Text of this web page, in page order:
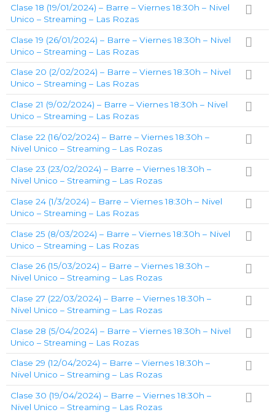
Clase 18 (19/01/2024) – Barre – Viernes 18:30h – Nivel
Unico – Streaming – Las Rozas
Clase 19 (26/01/2024) – Barre – Viernes 18:30h – Nivel
Unico – Streaming – Las Rozas
Clase 20 (2/02/2024) – Barre – Viernes 18:30h – Nivel
Unico – Streaming – Las Rozas
Clase 21 (9/02/2024) – Barre – Viernes 18:30h – Nivel
Unico – Streaming – Las Rozas
Clase 22 (16/02/2024) – Barre – Viernes 18:30h –
Nivel Unico – Streaming – Las Rozas
Clase 23 (23/02/2024) – Barre – Viernes 18:30h –
Nivel Unico – Streaming – Las Rozas
Clase 24 (1/3/2024) – Barre – Viernes 18:30h – Nivel
Unico – Streaming – Las Rozas
Clase 25 (8/03/2024) – Barre – Viernes 18:30h – Nivel
Unico – Streaming – Las Rozas
Clase 26 (15/03/2024) – Barre – Viernes 18:30h –
Nivel Unico – Streaming – Las Rozas
Clase 27 (22/03/2024) – Barre – Viernes 18:30h –
Nivel Unico – Streaming – Las Rozas
Clase 28 (5/04/2024) – Barre – Viernes 18:30h – Nivel
Unico – Streaming – Las Rozas
Clase 29 (12/04/2024) – Barre – Viernes 18:30h –
Nivel Unico – Streaming – Las Rozas
Clase 30 (19/04/2024) – Barre – Viernes 18:30h –
Nivel Unico – Streaming – Las Rozas